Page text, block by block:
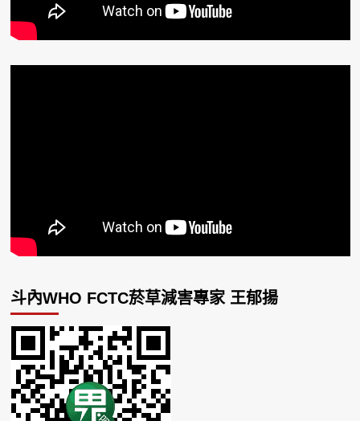
斗內WHO FCTC菸草減害專家 王郁揚